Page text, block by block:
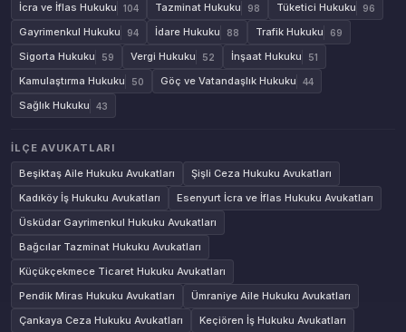
İcra ve İflas Hukuku 104 Tazminat Hukuku 98 Tüketici Hukuku 96
Gayrimenkul Hukuku 94 İdare Hukuku 88 Trafik Hukuku 69
Sigorta Hukuku 59 Vergi Hukuku 52 İnşaat Hukuku 51
Kamulaştırma Hukuku 50 Göç ve Vatandaşlık Hukuku 44
Sağlık Hukuku 43
İLÇE AVUKATLARI
Beşiktaş Aile Hukuku Avukatları
Şişli Ceza Hukuku Avukatları
Kadıköy İş Hukuku Avukatları
Esenyurt İcra ve İflas Hukuku Avukatları
Üsküdar Gayrimenkul Hukuku Avukatları
Bağcılar Tazminat Hukuku Avukatları
Küçükçekmece Ticaret Hukuku Avukatları
Pendik Miras Hukuku Avukatları
Ümraniye Aile Hukuku Avukatları
Çankaya Ceza Hukuku Avukatları
Keçiören İş Hukuku Avukatları